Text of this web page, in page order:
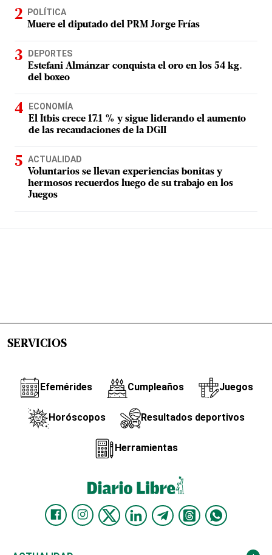
POLÍTICA
Muere el diputado del PRM Jorge Frías
DEPORTES
Estefani Almánzar conquista el oro en los 54 kg.
del boxeo
ECONOMÍA
El Itbis crece 17.1 % y sigue liderando el aumento
de las recaudaciones de la DGII
ACTUALIDAD
Voluntarios se llevan experiencias bonitas y
hermosos recuerdos luego de su trabajo en los
Juegos
SERVICIOS
Efemérides Cumpleaños Juegos
Horóscopos Resultados deportivos
Herramientas